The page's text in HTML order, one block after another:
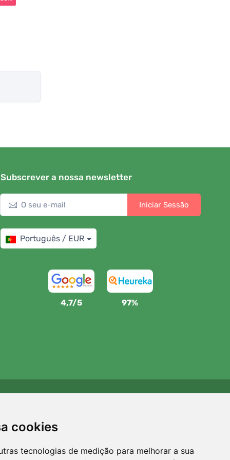
cookies
tecnologias de medição para melhorar a sua
Subscrever a nossa newsletter
Iniciar Sessão
Português / EUR
4,7/5 97%
Para cada encomenda plantamos uma árvore! Leia mais
Sobre nós